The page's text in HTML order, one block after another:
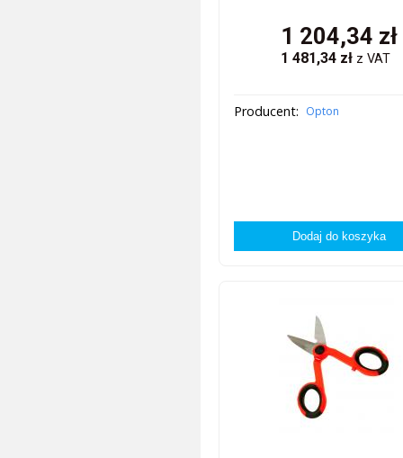
1 204,34 zł
1 481,34 zł z VAT
Producent: Opton